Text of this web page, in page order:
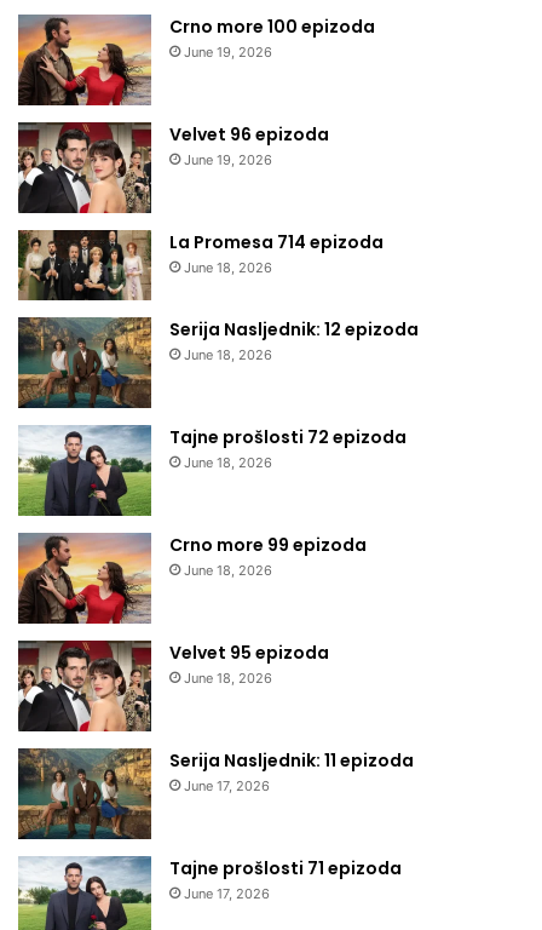
Crno more 100 epizoda
June 19, 2026
Velvet 96 epizoda
June 19, 2026
La Promesa 714 epizoda
June 18, 2026
Serija Nasljednik: 12 epizoda
June 18, 2026
Tajne prošlosti 72 epizoda
June 18, 2026
Crno more 99 epizoda
June 18, 2026
Velvet 95 epizoda
June 18, 2026
Serija Nasljednik: 11 epizoda
June 17, 2026
Tajne prošlosti 71 epizoda
June 17, 2026